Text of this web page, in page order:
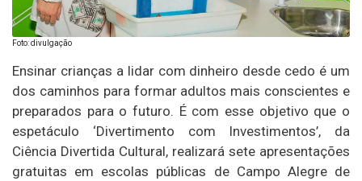
Foto: divulgação
Ensinar crianças a lidar com dinheiro desde cedo é um
dos caminhos para formar adultos mais conscientes e
preparados para o futuro. É com esse objetivo que o
espetáculo ‘Divertimento com Investimentos’, da
Ciência Divertida Cultural, realizará sete apresentações
gratuitas em escolas públicas de Campo Alegre de